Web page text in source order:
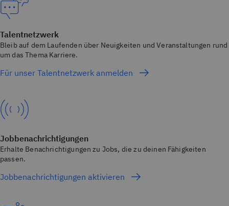
Talentnetzwerk
Bleib auf dem Laufenden über Neuigkeiten und Veranstaltungen rund
um das Thema Karriere.
Für unser Talentnetzwerk anmelden
Jobbenachrichtigungen
Erhalte Benachrichtigungen zu Jobs, die zu deinen Fähigkeiten
passen.
Jobbenachrichtigungen aktivieren